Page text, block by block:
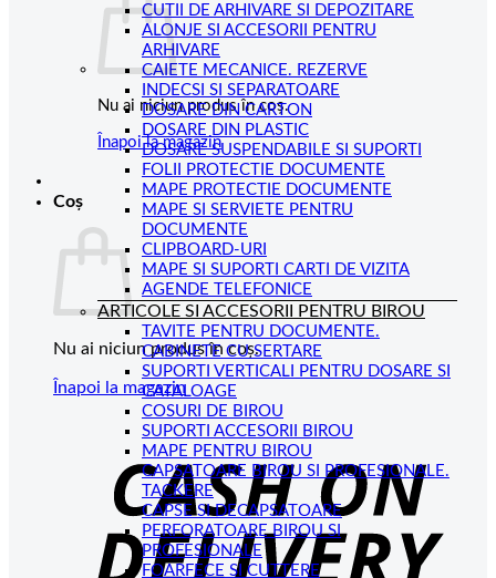
Nu ai niciun produs în coș.
Înapoi la magazin
Coș
Nu ai niciun produs în coș.
Înapoi la magazin
CUTII DE ARHIVARE SI DEPOZITARE
ALONJE SI ACCESORII PENTRU
ARHIVARE
CAIETE MECANICE. REZERVE
INDECSI SI SEPARATOARE
DOSARE DIN CARTON
DOSARE DIN PLASTIC
DOSARE SUSPENDABILE SI SUPORTI
FOLII PROTECTIE DOCUMENTE
MAPE PROTECTIE DOCUMENTE
MAPE SI SERVIETE PENTRU
DOCUMENTE
CLIPBOARD-URI
MAPE SI SUPORTI CARTI DE VIZITA
AGENDE TELEFONICE
ARTICOLE SI ACCESORII PENTRU BIROU
TAVITE PENTRU DOCUMENTE.
CABINETE CU SERTARE
SUPORTI VERTICALI PENTRU DOSARE SI
CATALOAGE
COSURI DE BIROU
SUPORTI ACCESORII BIROU
MAPE PENTRU BIROU
CAPSATOARE BIROU SI PROFESIONALE.
TACKERE
CAPSE SI DECAPSATOARE
PERFORATOARE BIROU SI
PROFESIONALE
FOARFECE SI CUTTERE